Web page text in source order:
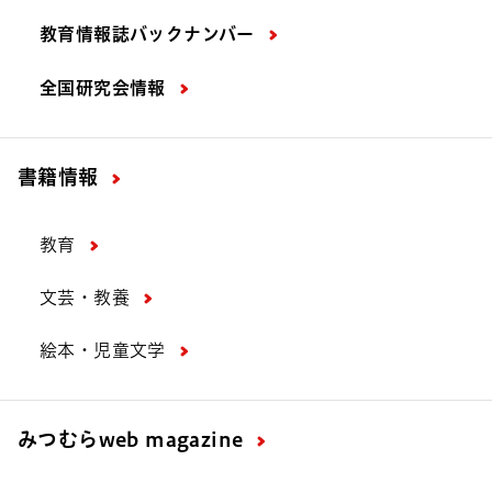
教育情報誌バックナンバー
全国研究会情報
書籍情報
教育
文芸・教養
絵本・児童文学
みつむらweb magazine